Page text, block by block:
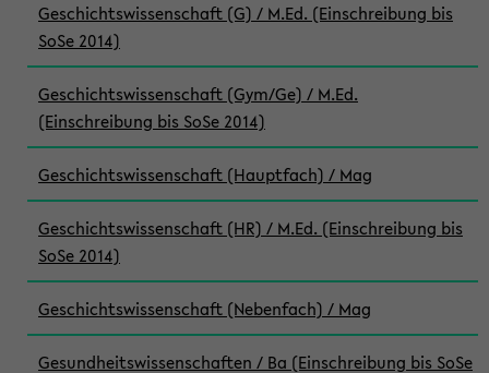
Geschichtswissenschaft (G) / M.Ed. (Einschreibung bis
SoSe 2014)
Geschichtswissenschaft (Gym/Ge) / M.Ed.
(Einschreibung bis SoSe 2014)
Geschichtswissenschaft (Hauptfach) / Mag
Geschichtswissenschaft (HR) / M.Ed. (Einschreibung bis
SoSe 2014)
Geschichtswissenschaft (Nebenfach) / Mag
Gesundheitswissenschaften / Ba (Einschreibung bis SoSe